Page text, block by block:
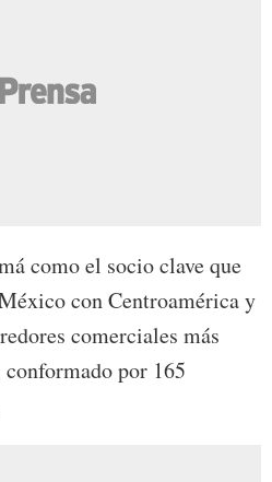
como el socio clave que
con Centroamérica y
comerciales más
por 165